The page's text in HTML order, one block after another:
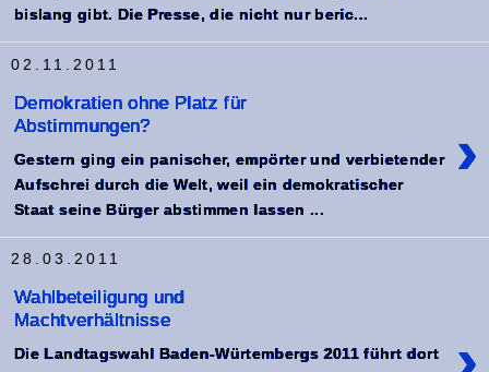
bislang gibt. Die Presse, die nicht nur beric...
02.11.2011
Demokratien ohne Platz für
Abstimmungen?
›
Gestern ging ein panischer, empörter und verbietender
Aufschrei durch die Welt, weil ein demokratischer
Staat seine Bürger abstimmen lassen ...
28.03.2011
Wahlbeteiligung und
Machtverhältnisse
Die Landtagswahl Baden-Würtembergs 2011 führt dort